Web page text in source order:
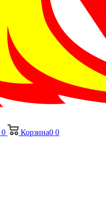
0 Корзина0 0